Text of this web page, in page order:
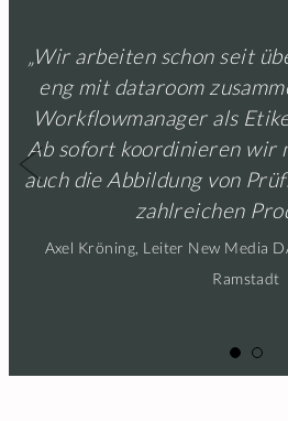
Previous
„Wir arbeiten schon seit
eng mit dataroom
Workflowmanager als
Ab sofort koordinieren wir
auch die Abbildung von
zahlreichen
Axel Kröning, Leiter New Media
Ramstadt
„Mit der Einführung des
können wir alle relevanten
und
in einem durchgängigen
steuern und bei Bedarf
Alfred Kessen, Geschäftsführer
Addrup